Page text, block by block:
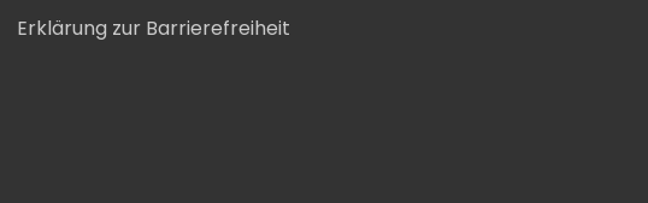
Erklärung zur Barrierefreiheit